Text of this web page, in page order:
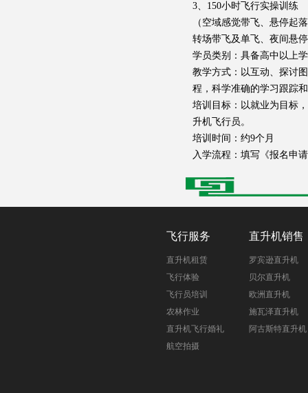
3、150小时飞行实操训练
（空域感觉带飞、悬停起
转场带飞及单飞、夜间悬
学员类别：具备高中以上
教学方式：以互动、探讨
程，科学准确的学习跟踪
培训目标：以就业为目标
升机飞行员。
培训时间：约9个月
入学流程：填写《报名
飞行服务
直升机租赁
飞行体验
飞行员培训
农林作业
直升机飞行婚礼
航空拍摄
直升机销售
罗宾逊直升机
贝尔直升机
欧洲直升机
施瓦泽直升机
阿古斯特直升机